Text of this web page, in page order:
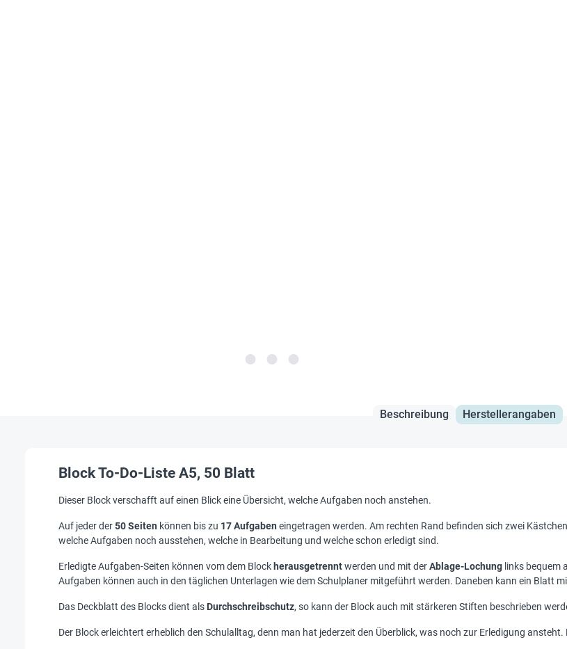
Beschreibung Herstellerangaben
Block To-Do-Liste A5, 50 Blatt
Dieser Block verschafft auf einen Blick eine Übersicht, welche Aufgaben noch anstehen.
Auf jeder der50 Seiten können bis zu 17 Aufgaben eingetragen werden. Am rechten Rand befinden sich zwei
welche Aufgaben noch ausstehen, welche in Bearbeitung und welche schon erledigt sind.
Erledigte Aufgaben-Seiten können vom dem Blockherausgetrenntwerden und mit derAblage-Lochung links bequem
Aufgaben können auch in den täglichen Unterlagen wie dem Schulplaner mitgeführt werden. Daneben kann ein Blatt
Das Deckblatt des Blocks dient als Durchschreibschutz, so kann der Block auch mit stärkeren Stiften beschrieben
Der Block erleichtert erheblich den Schulalltag, denn man hat jederzeit den Überblick, was noch zur Erledigung